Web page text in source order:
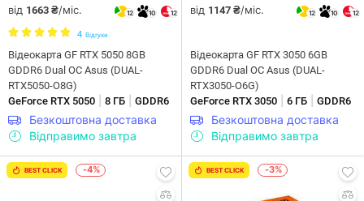
від 1663 ₴/міс. 12 10 12
4 Відгуки
Відеокарта GF RTX 5050 8GB
GDDR6 Dual OC Asus (DUAL-
RTX5050-O8G)
GeForce RTX 5050
8 ГБ GDDR6
Безкоштовна доставка
Відправимо завтра
від 1147 ₴/міс. 12 10 12
Відеокарта GF RTX 3050 6GB
GDDR6 Dual OC Asus (DUAL-
RTX3050-O6G)
GeForce RTX 3050
6 ГБ GDDR6
Безкоштовна доставка
Відправимо завтра
BEST CLICK -4% BEST CLICK -3%